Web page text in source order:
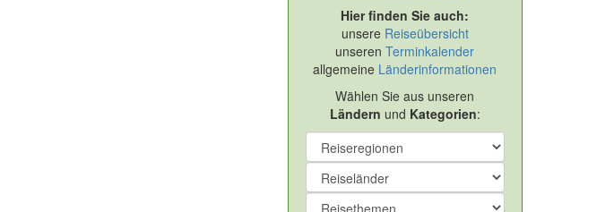
Hier finden Sie auch:
unsere Reiseübersicht
unserenTerminkalender
allgemeine Länderinformationen
Wählen Sie aus unseren
Ländern und Kategorien: